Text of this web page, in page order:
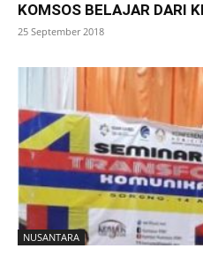
KOMSOS BELAJAR DARI
25 September 2018
NUSANTARA